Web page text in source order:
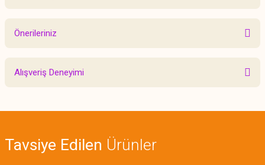
Önerileriniz
Bu ürünün fiyat bilgisi, resim, ürün açıklamalarında ve diğer konularda
yetersiz gördüğünüz noktaları öneri formunu kullanarak tarafımıza
Ürün açıklamasında eksik bilgiler bulunuyor.
Alışveriş Deneyimi
Tavsiye Edilen Ürünler